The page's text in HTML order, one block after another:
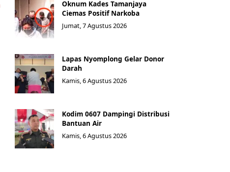
Oknum Kades Tamanjaya
Ciemas Positif Narkoba
Jumat, 7 Agustus 2026
Lapas Nyomplong Gelar Donor
Darah
Kamis, 6 Agustus 2026
Kodim 0607 Dampingi Distribusi
Bantuan Air
Kamis, 6 Agustus 2026